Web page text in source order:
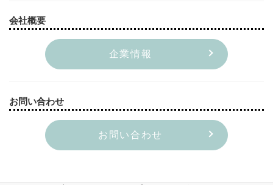
会社概要
企業情報
お問い合わせ
お問い合わせ